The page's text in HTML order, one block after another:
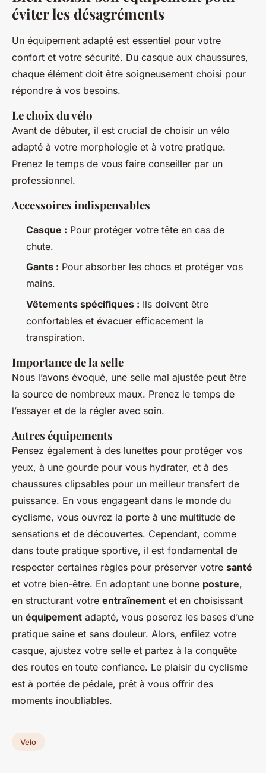
éviter les désagréments
Un équipement adapté est essentiel pour votre
confort et votre sécurité. Du casque aux chaussures,
chaque élément doit être soigneusement choisi pour
répondre à vos besoins.
Le choix du vélo
Avant de débuter, il est crucial de choisir un vélo
adapté à votre morphologie et à votre pratique.
Prenez le temps de vous faire conseiller par un
professionnel.
Accessoires indispensables
Casque : Pour protéger votre tête en cas de
chute.
Gants : Pour absorber les chocs et protéger vos
mains.
Vêtements spécifiques : Ils doivent être
confortables et évacuer efficacement la
transpiration.
Importance de la selle
Nous l’avons évoqué, une selle mal ajustée peut être
la source de nombreux maux. Prenez le temps de
l’essayer et de la régler avec soin.
Autres équipements
Pensez également à des lunettes pour protéger vos
yeux, à une gourde pour vous hydrater, et à des
chaussures clipsables pour un meilleur transfert de
puissance. En vous engageant dans le monde du
cyclisme, vous ouvrez la porte à une multitude de
sensations et de découvertes. Cependant, comme
dans toute pratique sportive, il est fondamental de
respecter certaines règles pour préserver votre santé
et votre bien-être. En adoptant une bonne posture,
en structurant votre entraînement et en choisissant
un équipement adapté, vous poserez les bases d’une
pratique saine et sans douleur. Alors, enfilez votre
casque, ajustez votre selle et partez à la conquête
des routes en toute confiance. Le plaisir du cyclisme
est à portée de pédale, prêt à vous offrir des
moments inoubliables.
Velo